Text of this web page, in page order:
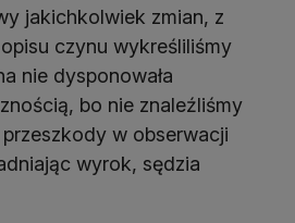
jakichkolwiek zmian, z
czynu wykreśliliśmy
nie dysponowała
bo nie znaleźliśmy
w obserwacji
wyrok, sędzia